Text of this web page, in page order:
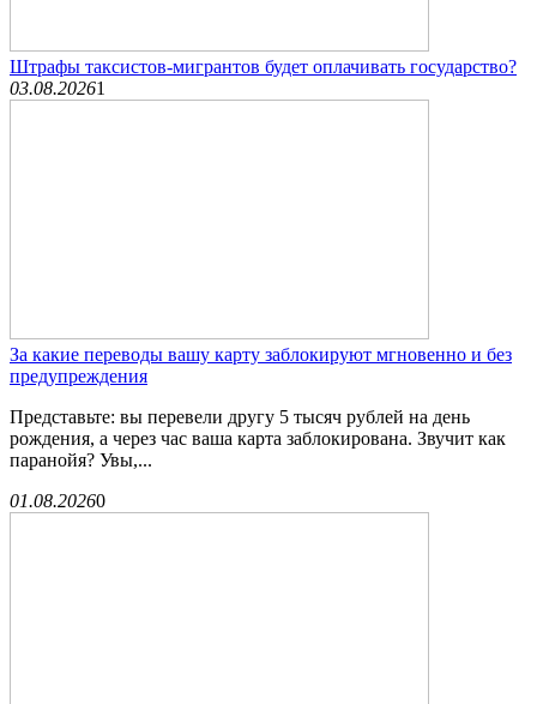
Штрафы таксистов-мигрантов будет оплачивать государство?
03.08.20261
За какие переводы вашу карту заблокируют мгновенно и без
предупреждения
Представьте: вы перевели другу 5 тысяч рублей на день
рождения, а через час ваша карта заблокирована. Звучит как
паранойя? Увы,...
01.08.20260